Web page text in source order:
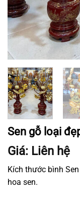
Sen gỗ loại
Giá: Liên hệ
Kích thước bình
hoa sen.